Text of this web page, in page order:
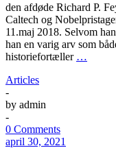
den afdøde Richard P.
Caltech og
11.maj 2018. Selvom
han en varig arv som
historiefortæller …
Articles
-
by admin
-
0 Comments
april 30, 2021